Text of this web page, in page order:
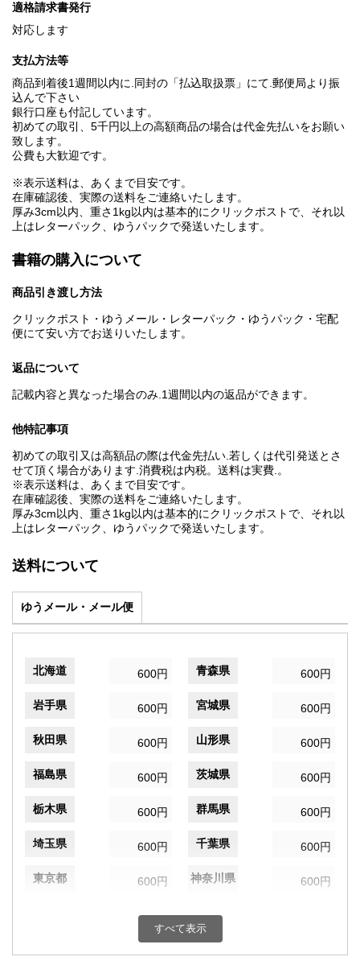
適格請求書発行
対応します
支払方法等
商品到着後1週間以内に.同封の「払込取扱票」にて.郵便局より振
込んで下さい
銀行口座も付記しています。
初めての取引、5千円以上の高額商品の場合は代金先払いをお願い
致します。
公費も大歓迎です。
※表示送料は、あくまで目安です。
在庫確認後、実際の送料をご連絡いたします。
厚み3cm以内、重さ1kg以内は基本的にクリックポストで、それ以
上はレターパック、ゆうパックで発送いたします。
書籍の購入について
商品引き渡し方法
クリックポスト・ゆうメール・レターパック・ゆうパック・宅配
便にて安い方でお送りいたします。
返品について
記載内容と異なった場合のみ.1週間以内の返品ができます。
他特記事項
初めての取引又は高額品の際は代金先払い.若しくは代引発送とさ
せて頂く場合があります.消費税は内税。送料は実費.。
※表示送料は、あくまで目安です。
在庫確認後、実際の送料をご連絡いたします。
厚み3cm以内、重さ1kg以内は基本的にクリックポストで、それ以
上はレターパック、ゆうパックで発送いたします。
送料について
ゆうメール・メール便
北海道 600円 青森県 600円
岩手県 600円 宮城県 600円
秋田県 600円 山形県 600円
福島県 600円 茨城県 600円
栃木県 600円 群馬県 600円
埼玉県 600円 千葉県 600円
東京都 600円 神奈川県 600円
600円 富山県
すべて表示